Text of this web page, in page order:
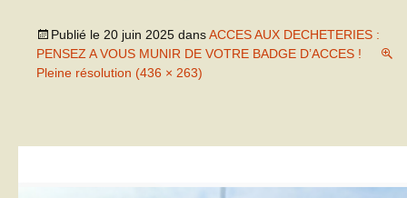
Publié le 20 juin 2025 dansACCES AUX DECHETERIES :
PENSEZ A VOUS MUNIR DE VOTRE BADGE D’ACCES !
Pleine résolution (436 × 263)